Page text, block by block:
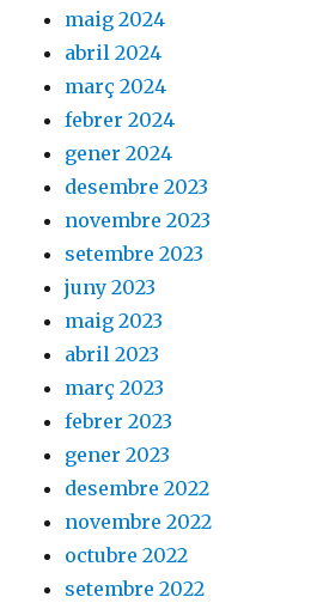
maig 2024
abril 2024
març 2024
febrer 2024
gener 2024
desembre 2023
novembre 2023
setembre 2023
juny 2023
maig 2023
abril 2023
març 2023
febrer 2023
gener 2023
desembre 2022
novembre 2022
octubre 2022
setembre 2022